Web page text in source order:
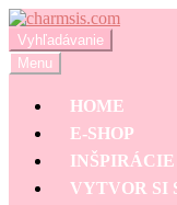
Preskočiť
na
navigáciu
Preskočiť
na
obsah
Hľadať:
Vyhľadávanie
Menu
HOME
E-SHOP
INŠPIRÁCIE
VYTVOR SI